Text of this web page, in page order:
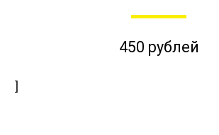
450 рублей
]